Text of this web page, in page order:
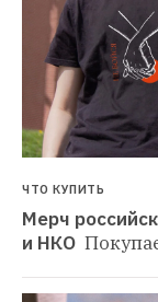
ЧТО КУПИТЬ
Мерч
и НКО